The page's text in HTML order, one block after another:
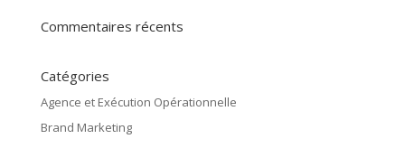
Commentaires récents
Catégories
Agence et Exécution Opérationnelle
Brand Marketing